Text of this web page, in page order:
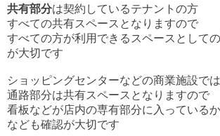
共有部分は契約しているテナントの方
すべての共有スペースとなりますので
すべての方が利用できるスペースとして
が大切です
ショッピングセンターなどの商業施設では
通路部分は共有スペースとなりますので
看板などが店内の専有部分に入っているか
なども確認が大切です